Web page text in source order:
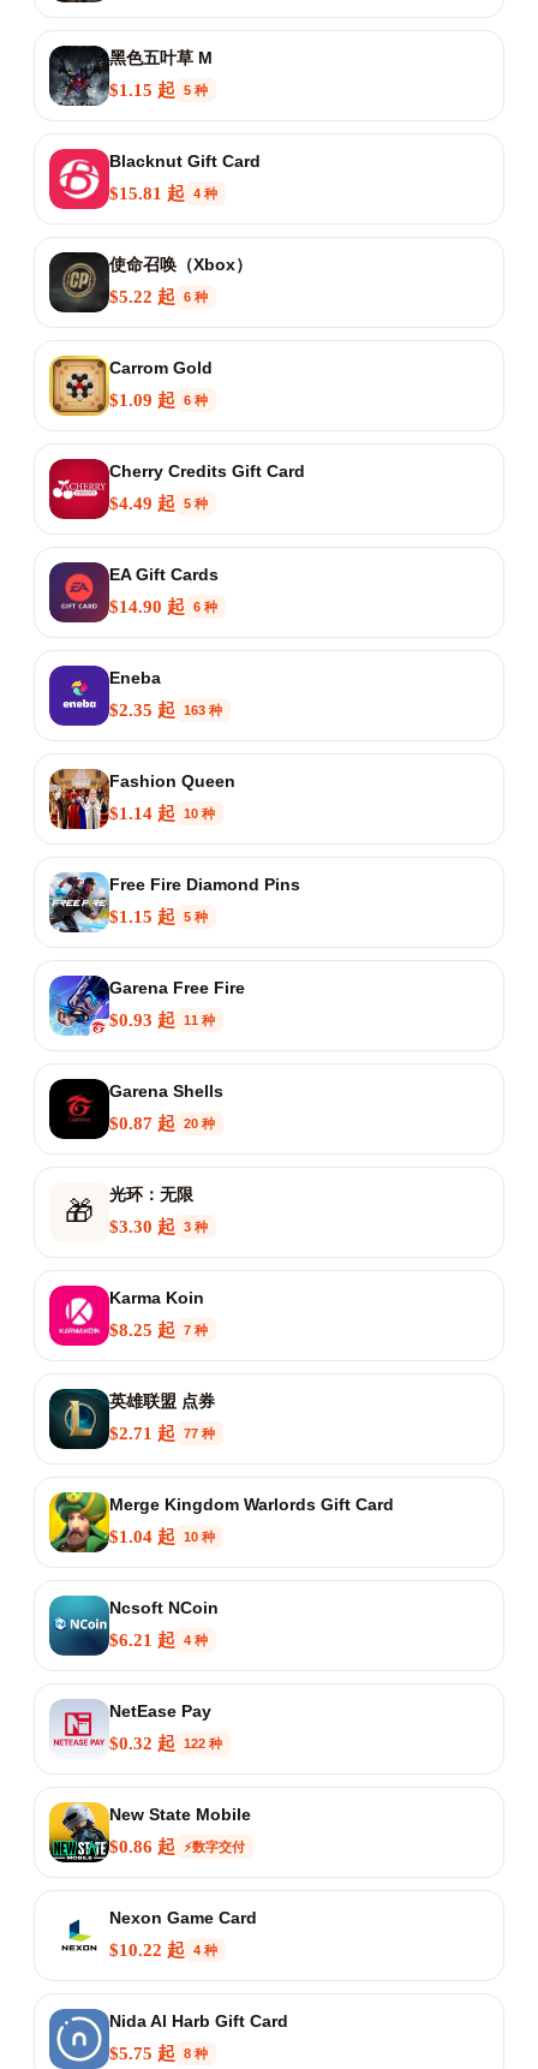
黑色五叶草 M
$1.15 起
5 种
Blacknut Gift Card
$15.81 起
4 种
使命召唤（Xbox）
$5.22 起
6 种
Carrom Gold
$1.09 起
6 种
Cherry Credits Gift Card
$4.49 起
5 种
EA Gift Cards
$14.90 起
6 种
Eneba
$2.35 起
163 种
Fashion Queen
$1.14 起
10 种
Free Fire Diamond Pins
$1.15 起
5 种
Garena Free Fire
$0.93 起
11 种
Garena Shells
$0.87 起
20 种
🎁
光环：无限
$3.30 起
3 种
Karma Koin
$8.25 起
7 种
英雄联盟 点券
$2.71 起
77 种
Merge Kingdom Warlords Gift Card
$1.04 起
10 种
Ncsoft NCoin
$6.21 起
4 种
NetEase Pay
$0.32 起
122 种
New State Mobile
$0.86 起
⚡数字交付
Nexon Game Card
$10.22 起
4 种
Nida Al Harb Gift Card
$5.75 起
8 种